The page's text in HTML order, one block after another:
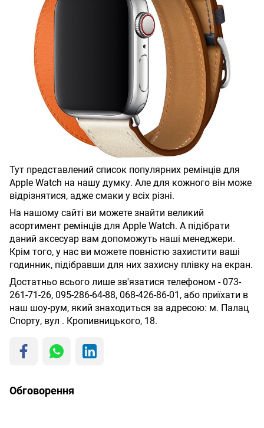
Тут представлений список популярних ремінців для
Apple Watch на нашу думку. Але для кожного він може
відрізнятися, адже смаки у всіх різні.
На нашому сайті ви можете знайти великий
асортимент ремінців для Apple Watch. А підібрати
даний аксесуар вам допоможуть наші менеджери.
Крім того, у нас ви можете повністю захистити ваші
годинник, підібравши для них захисну плівку на екран.
Достатньо всього лише зв'язатися телефоном - 073-
261-71-26, 095-286-64-88, 068-426-86-01, або приїхати в
наш шоу-рум, який знаходиться за адресою: м. Палац
Спорту, вул . Кропивницького, 18.
Обговорення